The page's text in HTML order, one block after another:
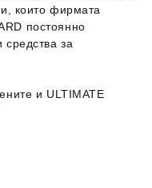
които фирмата
постоянно
средства за
и ULTIMATE